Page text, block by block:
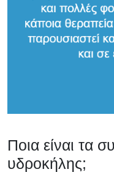
Ποια είναι τα
υδροκήλης;